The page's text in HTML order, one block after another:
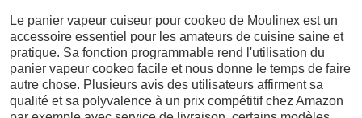
Le panier vapeur cuiseur pour cookeo de Moulinex est un
accessoire essentiel pour les amateurs de cuisine saine et
pratique. Sa fonction programmable rend l'utilisation du
panier vapeur cookeo facile et nous donne le temps de faire
autre chose. Plusieurs avis des utilisateurs affirment sa
qualité et sa polyvalence à un prix compétitif chez Amazon